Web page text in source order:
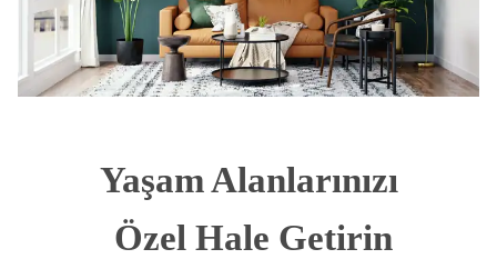
Yaşam Alanlarınızı
Özel Hale Getirin